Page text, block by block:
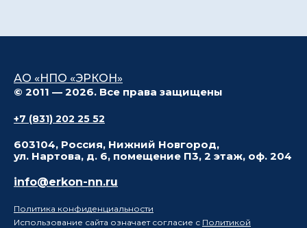
АО «НПО «ЭРКОН»
© 2011 — 2026. Все права защищены
+7 (831) 202 25 52
603104, Россия, Нижний Новгород,
ул. Нартова, д. 6, помещение П3, 2 этаж, оф. 204
info@erkon-nn.ru
Политика конфиденциальности
Использование сайта означает согласие с Политикой